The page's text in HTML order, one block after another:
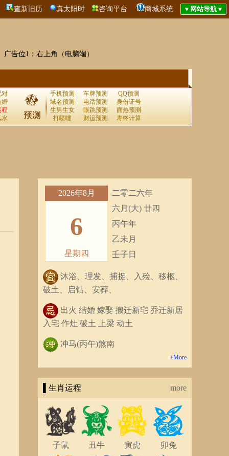
查新旧历 真太阳时 咨询平台 商城系统
广告位1：右上角（电脑端）
对
婚
程
水
手机预测 车牌预测
QQ预测
域名预测
电话预测
身份证号
生男生女
眼跳预测
面热预测
打喷嚏
财运预测 寿终计算
2026年8月
6
星期四
二零二六年
六月(大) 廿四
丙午年
乙未月
壬子日
沐浴、理发、捕捉、入殓、移柩、
破土、启钻、安葬、
出火 结婚 嫁娶 搬迁新宅 乔迁新居
入宅 作灶 破土 上梁 动土
冲马(丙午)煞南
+More
▌生肖运程 more
子鼠 丑牛 寅虎 卯兔